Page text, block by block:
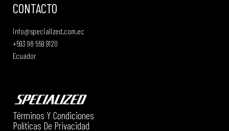
CONTACTO
info@specialized.com.ec
+593 98 559 9120
Ecuador
Términos Y Condiciones
Políticas De Privacidad